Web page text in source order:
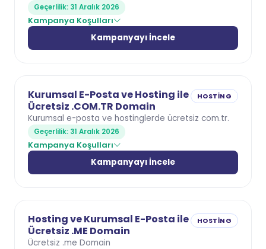
Geçerlilik: 31 Aralık 2026
Kampanya Koşulları
Kampanyayı İncele
Kurumsal E-Posta ve Hosting ile
Ücretsiz .COM.TR Domain
HOSTING
Kurumsal e-posta ve hostinglerde ücretsiz com.tr.
Geçerlilik: 31 Aralık 2026
Kampanya Koşulları
Kampanyayı İncele
Hosting ve Kurumsal E-Posta ile
Ücretsiz .ME Domain
HOSTING
Ücretsiz .me Domain